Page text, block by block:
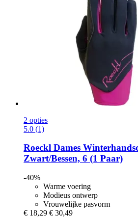
2 opties
5.0 (1)
Roeckl Dames
Zwart/Bessen, 6 (1 Paar)
-40%
Warme voering
Modieus ontwerp
Vrouwelijke pasvorm
€ 18,29 € 30,49